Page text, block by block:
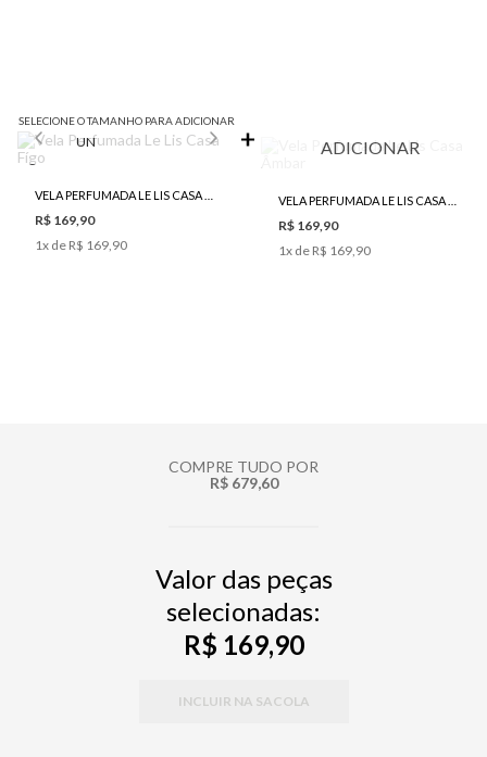
SELECIONE O TAMANHO PARA ADICIONAR
UN
R$ 169,90
1x de R$ 169,90
ADICIONAR
R$ 169,90
1x de R$ 169,90
COMPRE TUDO POR
R$ 679,60
Valor das peças
selecionadas:
R$ 169,90
INCLUIR NA SACOLA